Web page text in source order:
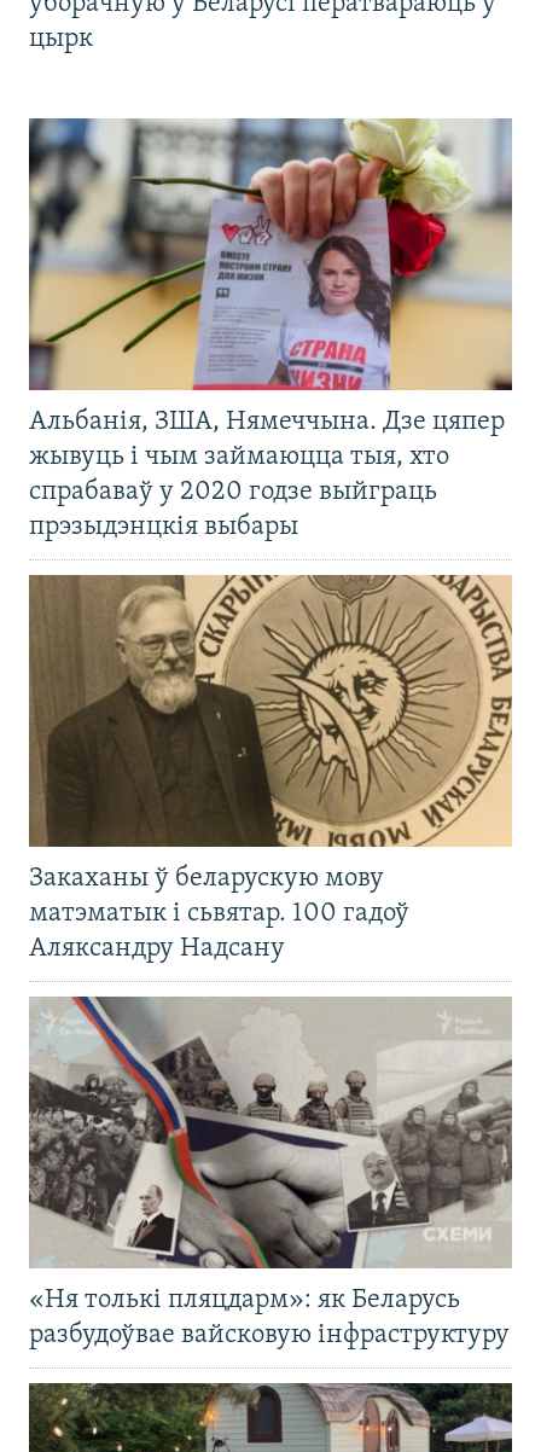
цырк
Альбанія, ЗША, Нямеччына. Дзе цяпер
жывуць і чым займаюцца тыя, хто
спрабаваў у 2020 годзе выйграць
прэзыдэнцкія выбары
Закаханы ў беларускую мову
матэматык і сьвятар. 100 гадоў
Аляксандру Надсану
«Ня толькі пляцдарм»: як Беларусь
разбудоўвае вайсковую інфраструктуру